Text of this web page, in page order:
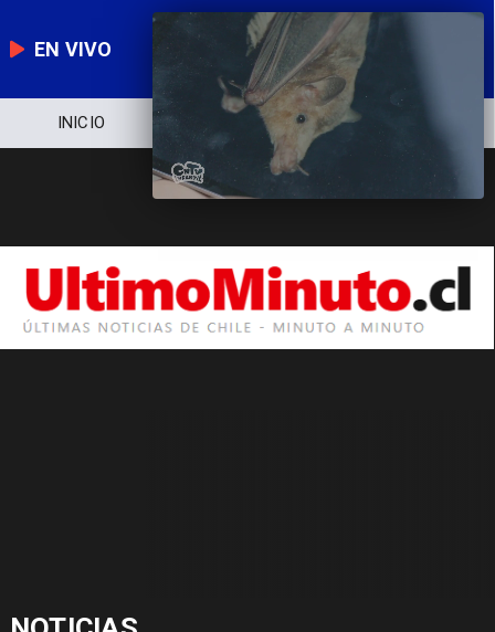
EN VIVO
INICIO NOTICIERO